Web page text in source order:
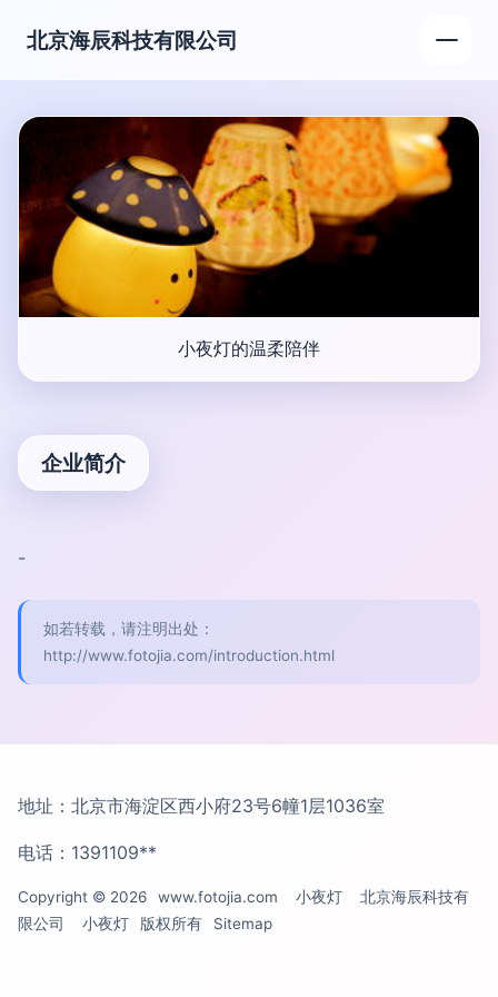
北京海辰科技有限公司
小夜灯的温柔陪伴
企业简介
-
如若转载，请注明出处：
http://www.fotojia.com/introduction.html
地址：北京市海淀区西小府23号6幢1层1036室
电话：1391109**
Copyright © 2026 www.fotojia.com 小夜灯
北京海辰科技有
限公司
小夜灯 版权所有 Sitemap